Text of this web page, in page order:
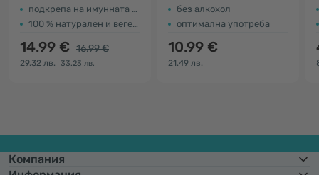
подкрепа на имунната система
100 % натурален и вегетариански
14.99 € 16.99 €
29.32 лв. 33.23 лв.
без алкохол
оптимална употреба
10.99 €
21.49 лв.
Компания